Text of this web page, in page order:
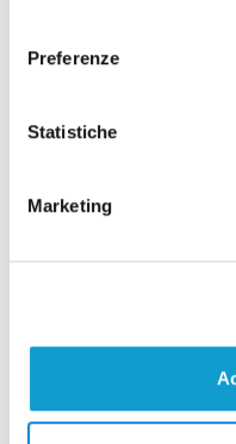
Preferenze
Statistiche
Marketing